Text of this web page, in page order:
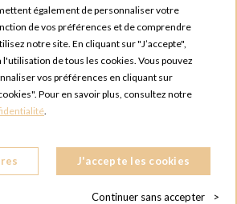
également de personnaliser votre
de vos préférences et de comprendre
notre site. En cliquant sur "J’accepte",
l'utilisation de tous les cookies. Vous pouvez
vos préférences en cliquant sur
Pour en savoir plus, consultez notre
.
J'accepte les cookies
Continuer sans accepter >